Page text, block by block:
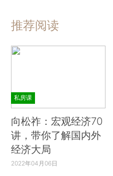
推荐阅读
私房课
向松祚：宏观经济70
讲，带你了解国内外
经济大局
2022年04月06日